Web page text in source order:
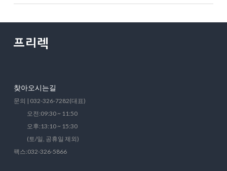
찾아오시는길
문의 | 032-326-7282(대표)
오전:09:30 ~ 11:50
오후:13:10 ~ 15:30
(토/일, 공휴일 제외)
팩스:032-326-5866